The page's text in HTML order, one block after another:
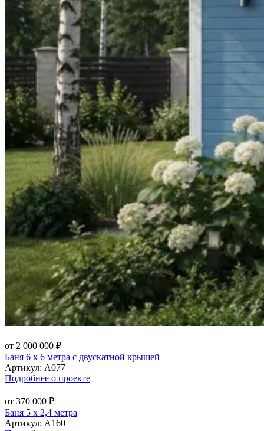
от 2 000 000 ₽
Баня 6 х 6 метра с двускатной крышей
Артикул: А077
Подробнее о проекте
от 370 000 ₽
Баня 5 х 2,4 метра
Артикул: А160